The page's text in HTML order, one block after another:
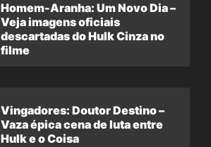
Homem-Aranha: Um Novo Dia –
Veja imagens oficiais
descartadas do Hulk Cinza no
filme
Vingadores: Doutor Destino –
Vaza épica cena de luta entre
Hulk e o Coisa